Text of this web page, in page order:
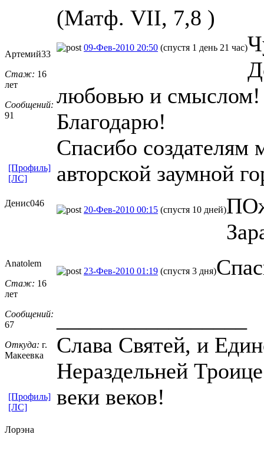
(Матф. VII, 7,8 )
Артемий33
Стаж: 16
лет
Сообщений:
91
09-Фев-2010 20:50 (спустя 1 день 21 час)
любовью и смыслом!
Благодарю!
Спасибо создателям
авторской заумной
[Профиль]
[ЛС]
Денис046
20-Фев-2010 00:15 (спустя 10 дней)
Anatolem
Стаж: 16
лет
Сообщений:
67
Откуда: г.
Макеевка
23-Фев-2010 01:19 (спустя 3 дня)
Слава Святей, и
Нераздельней
веки веков!
[Профиль]
[ЛС]
Лорэна